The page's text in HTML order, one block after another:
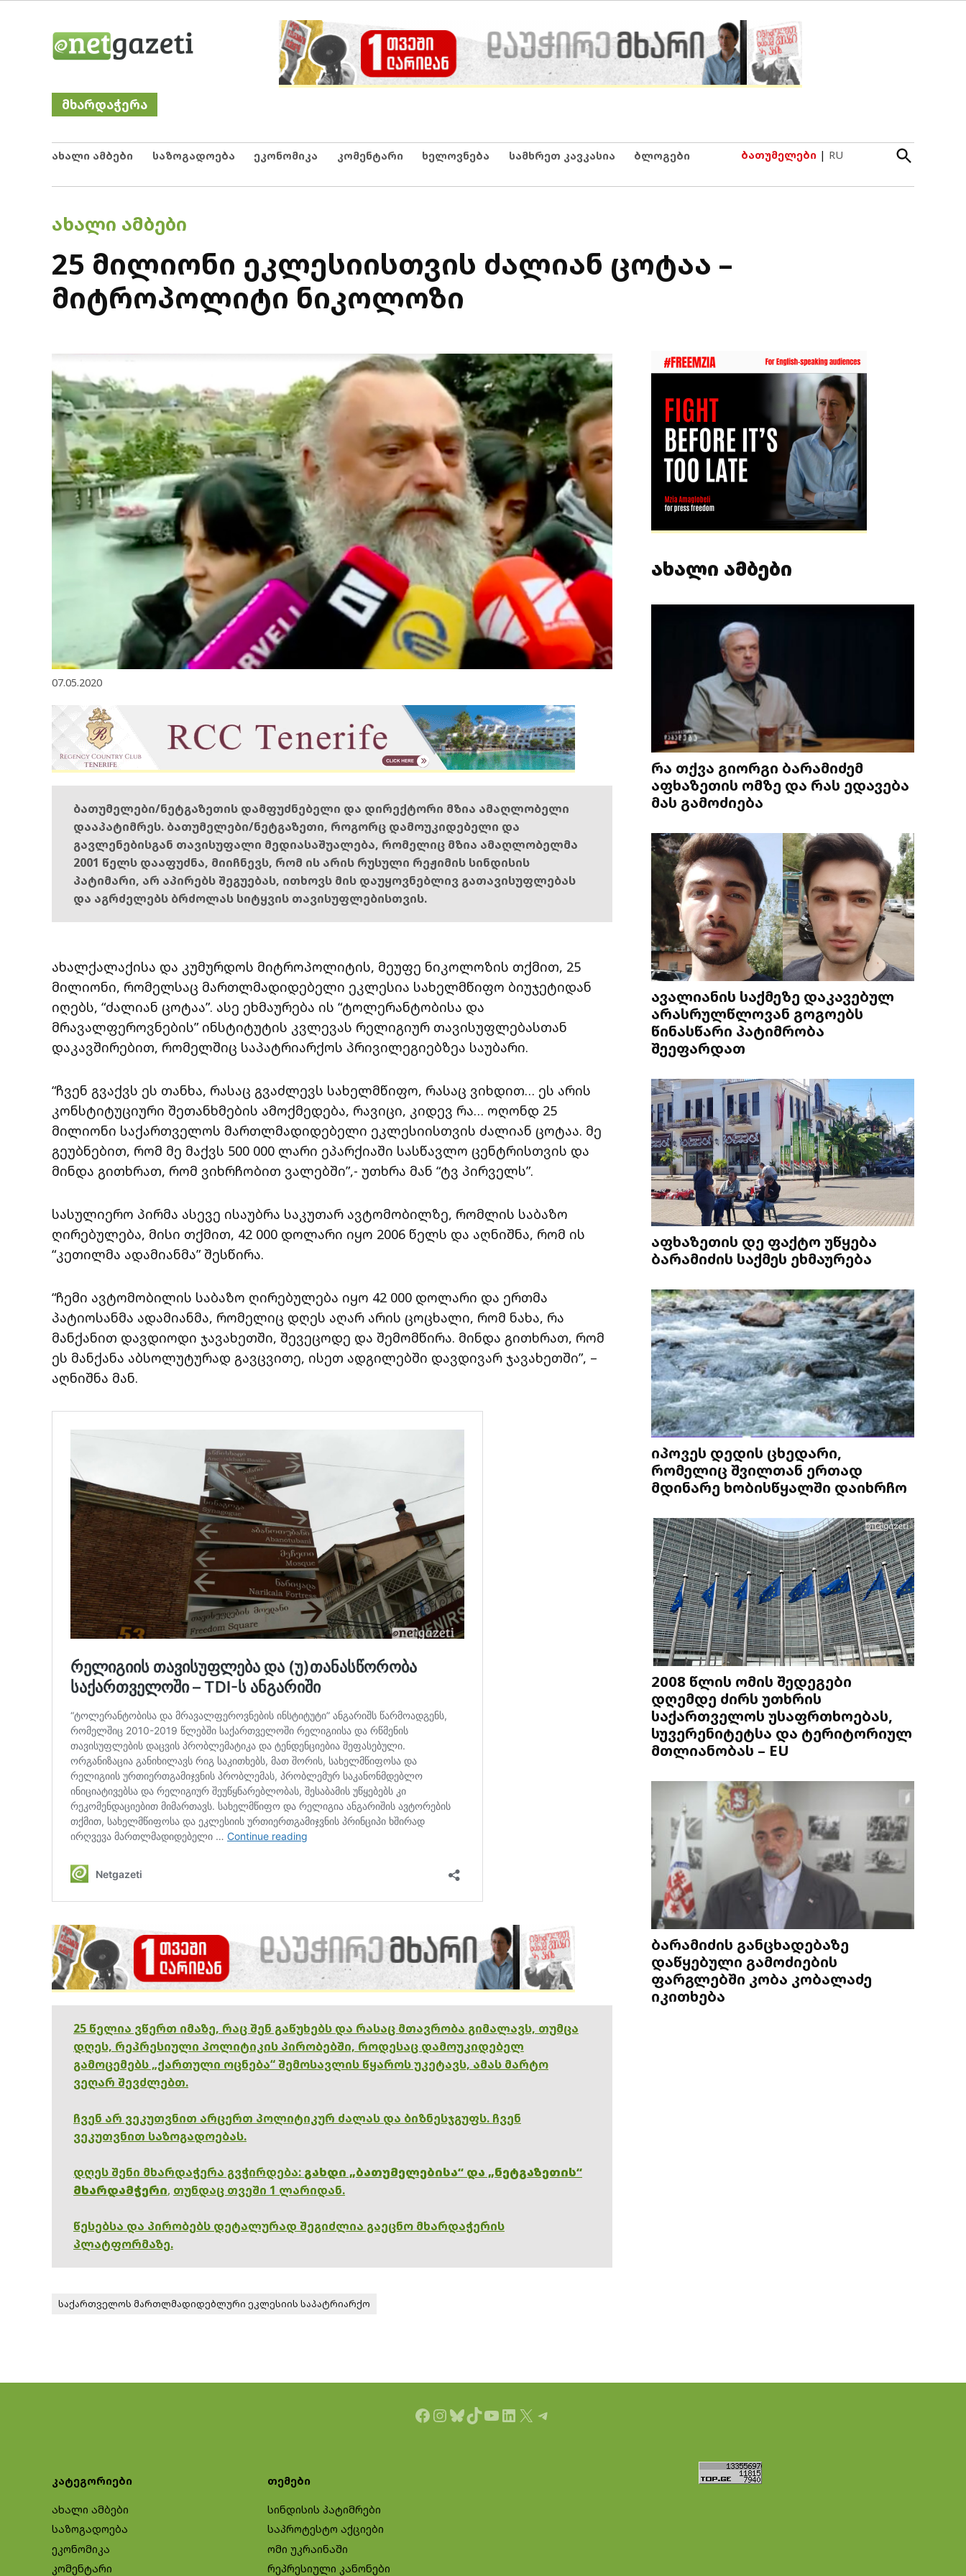
Netgazeti
მხარდაჭერა
ახალი ამბები საზოგადოება ეკონომიკა კომენტარი ხელოვნება სამხრეთ კავკასია ბლოგები ბათუმელები | RU
Open
Search
POSTED
ᲐᲮᲐᲚᲘ ᲐᲛᲑᲔᲑᲘ
25 მილიონი ეკლესიისთვის ძალიან ცოტაა –
მიტროპოლიტი ნიკოლოზი
07.05.2020
ბათუმელები/ნეტგაზეთის დამფუძნებელი და დირექტორი მზია ამაღლობელი
დააპატიმრეს. ბათუმელები/ნეტგაზეთი, როგორც დამოუკიდებელი და
გავლენებისგან თავისუფალი მედიასაშუალება, რომელიც მზია ამაღლობელმა
2001 წელს დააფუძნა, მიიჩნევს, რომ ის არის რუსული რეჟიმის სინდისის
პატიმარი, არ აპირებს შეგუებას, ითხოვს მის დაუყოვნებლივ გათავისუფლებას
და აგრძელებს ბრძოლას სიტყვის თავისუფლებისთვის.
ახალქალაქისა და კუმურდოს მიტროპოლიტის, მეუფე ნიკოლოზის თქმით, 25
მილიონი, რომელსაც მართლმადიდებელი ეკლესია სახელმწიფო ბიუჯეტიდან
იღებს, “ძალიან ცოტაა”. ასე ეხმაურება ის “ტოლერანტობისა და
მრავალფეროვნების” ინსტიტუტის კვლევას რელიგიურ თავისუფლებასთან
დაკავშირებით, რომელშიც საპატრიარქოს პრივილეგიებზეა საუბარი.
“ჩვენ გვაქვს ეს თანხა, რასაც გვაძლევს სახელმწიფო, რასაც ვიხდით… ეს არის
კონსტიტუციური შეთანხმების ამოქმედება, რავიცი, კიდევ რა… ოღონდ 25
მილიონი საქართველოს მართლმადიდებელი ეკლესიისთვის ძალიან ცოტაა. მე
გეუბნებით, რომ მე მაქვს 500 000 ლარი ეპარქიაში სასწავლო ცენტრისთვის და
მინდა გითხრათ, რომ ვიხრჩობით ვალებში”,- უთხრა მან “ტვ პირველს”.
სასულიერო პირმა ასევე ისაუბრა საკუთარ ავტომობილზე, რომლის საბაზო
ღირებულება, მისი თქმით, 42 000 დოლარი იყო 2006 წელს და აღნიშნა, რომ ის
“კეთილმა ადამიანმა” შესწირა.
“ჩემი ავტომობილის საბაზო ღირებულება იყო 42 000 დოლარი და ერთმა
პატიოსანმა ადამიანმა, რომელიც დღეს აღარ არის ცოცხალი, რომ ნახა, რა
მანქანით დავდიოდი ჯავახეთში, შევეცოდე და შემომწირა. მინდა გითხრათ, რომ
ეს მანქანა აბსოლუტურად გავცვითე, ისეთ ადგილებში დავდივარ ჯავახეთში”, –
აღნიშნა მან.
25 წელია ვწერთ იმაზე, რაც შენ გაწუხებს და რასაც მთავრობა გიმალავს, თუმცა
დღეს, რეპრესიული პოლიტიკის პირობებში, როდესაც დამოუკიდებელ
გამოცემებს „ქართული ოცნება“ შემოსავლის წყაროს უკეტავს, ამას მარტო
ვეღარ შევძლებთ.
ჩვენ არ ვეკუთვნით არცერთ პოლიტიკურ ძალას და ბიზნესჯგუფს. ჩვენ
ვეკუთვნით საზოგადოებას.
დღეს შენი მხარდაჭერა გვჭირდება: გახდი „ბათუმელებისა“ და „ნეტგაზეთის“
მხარდამჭერი, თუნდაც თვეში 1 ლარიდან.
წესებსა და პირობებს დეტალურად შეგიძლია გაეცნო მხარდაჭერის
პლატფორმაზე.
საქართველოს მართლმადიდებლური ეკლესიის საპატრიარქო
ახალი ამბები
რა თქვა გიორგი ბარამიძემ
აფხაზეთის ომზე და რას ედავება
მას გამოძიება
ავალიანის საქმეზე დაკავებულ
არასრულწლოვან გოგოებს
წინასწარი პატიმრობა
შეეფარდათ
აფხაზეთის დე ფაქტო უწყება
ბარამიძის საქმეს ეხმაურება
იპოვეს დედის ცხედარი,
რომელიც შვილთან ერთად
მდინარე ხობისწყალში დაიხრჩო
2008 წლის ომის შედეგები
დღემდე ძირს უთხრის
საქართველოს უსაფრთხოებას,
სუვერენიტეტსა და ტერიტორიულ
მთლიანობას – EU
ბარამიძის განცხადებაზე
დაწყებული გამოძიების
ფარგლებში კობა კობალაძე
იკითხება
Facebook
Instagram
Bluesky
TikTok
YouTube
LinkedIn
X Telegram
კატეგორიები
ახალი ამბები
საზოგადოება
ეკონომიკა
კომენტარი
თემები
სინდისის პატიმრები
საპროტესტო აქციები
ომი უკრაინაში
რეპრესიული კანონები